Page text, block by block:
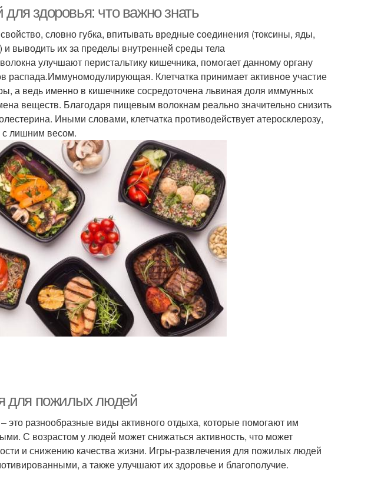
здоровья: что важно знать
словно губка, впитывать вредные соединения (токсины, яды,
выводить их за пределы внутренней среды тела
улучшают перистальтику кишечника, помогает данному органу
распада.Иммуномодулирующая. Клетчатка принимает активное участие
а ведь именно в кишечнике сосредоточена львиная доля иммунных
веществ. Благодаря пищевым волокнам реально значительно снизить
Иными словами, клетчатка противодействует атеросклерозу,
с лишним весом.
для пожилых людей
разнообразные виды активного отдыха, которые помогают им
С возрастом у людей может снижаться активность, что может
и снижению качества жизни. Игры-развлечения для пожилых людей
а также улучшают их здоровье и благополучие.